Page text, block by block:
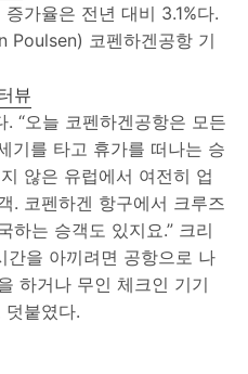
가율은 전년 대비 3.1%다.
Poulsen) 코펜하겐공항 기
뷰
“오늘 코펜하겐공항은 모든
기를 타고 휴가를 떠나는 승
않은 유럽에서 여전히 업
. 코펜하겐 항구에서 크루즈
하는 승객도 있지요.” 크리
간을 아끼려면 공항으로 나
하거나 무인 체크인 기기
붙였다.